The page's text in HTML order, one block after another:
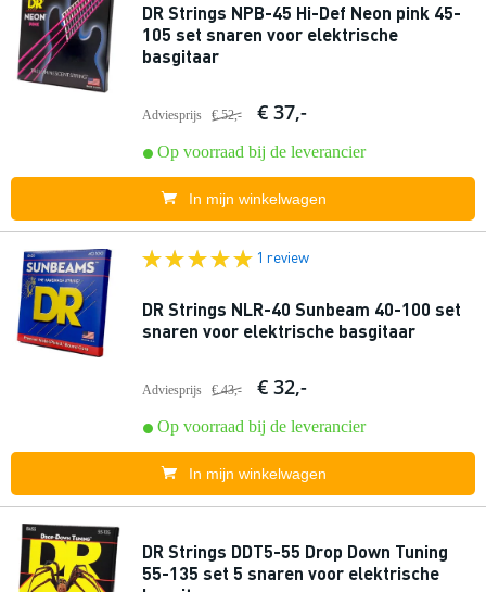
DR Strings NPB-45 Hi-Def Neon pink 45-
105 set snaren voor elektrische
basgitaar
Adviesprijs € 52,- € 37,-
Op voorraad bij de leverancier
In mijn winkelwagen
1 review
DR Strings NLR-40 Sunbeam 40-100 set
snaren voor elektrische basgitaar
Adviesprijs € 43,- € 32,-
Op voorraad bij de leverancier
In mijn winkelwagen
DR Strings DDT5-55 Drop Down Tuning
55-135 set 5 snaren voor elektrische